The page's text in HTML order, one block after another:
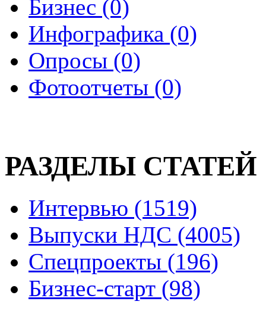
Бизнес (0)
Инфографика (0)
Опросы (0)
Фотоотчеты (0)
РАЗДЕЛЫ СТАТЕЙ
Интервью (1519)
Выпуски НДС (4005)
Спецпроекты (196)
Бизнес-старт (98)